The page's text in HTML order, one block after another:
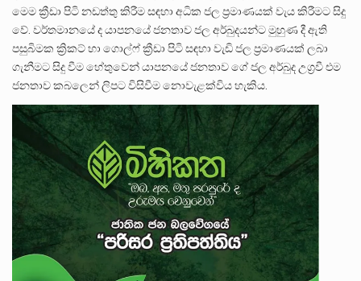
මෙම ක්‍රීඩා පිටි නඩත්තු කිරීම සඳහා අධික ජල ප්‍රමාණයක් වැය කිරීමට සිදු
වේ. වර්තමානයේ ද යාපනයේ ජනතාව ජල අර්බුදයන්ට මුහුණ දී ඇති
පසුබිමක ක්‍රිකට් හා ගොල්ෆ් ක්‍රීඩා පිටි සඳහා වැඩි ජල ප්‍රමාණයක් ලබා
ගැනීමට සිදු වීම හේතුවෙන් යාපනයේ ජනතාව ගේ ජල අර්බුද උග්‍රවී එම
ජනතාව කබලෙන් ලිපට විසිවීම නොවැළක්විය හැකිය.